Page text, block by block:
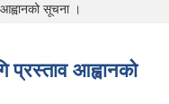
सूचना ।
प्रस्ताव आह्वानको